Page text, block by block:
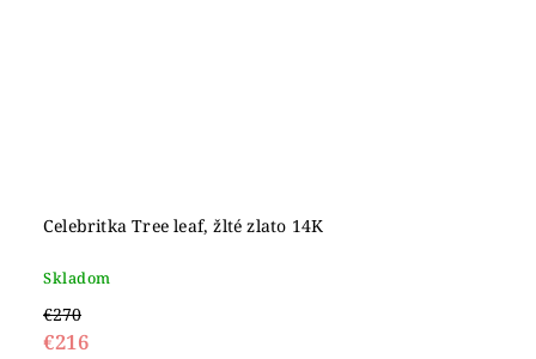
Celebritka Tree leaf, žlté zlato 14K
Skladom
€270
€216